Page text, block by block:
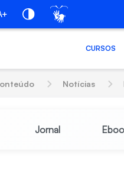
CURSOS
Notícias
Jornal